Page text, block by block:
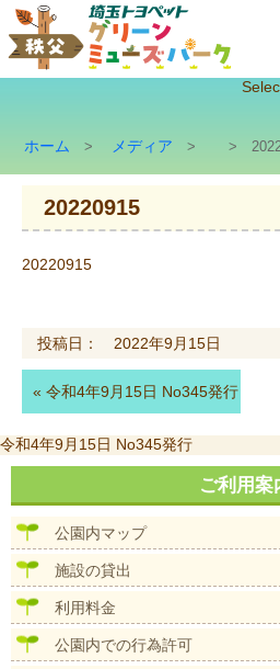
ホーム > メディア > >
20220915
20220915
投稿日： 2022年9月15日
« 令和4年9月15日 No345発行
投
稿
ビ
令和4年9月15日 No345発行
ご利用案
公園内マップ
施設の貸出
利用料金
公園内での行為許可